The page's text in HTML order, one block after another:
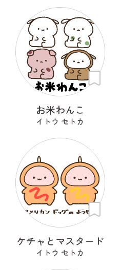
お米わんこ
イトウ セトカ
ケチャとマスタード
イトウ セトカ